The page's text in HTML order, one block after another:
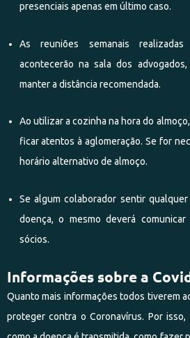
presenciais apenas em último caso.
As reuniões semanais
acontecerão na sala dos
manter a distância recomendada.
Ao utilizar a cozinha na hora do
ficar atentos à aglomeração. Se for
horário alternativo de almoço.
Se algum colaborador sentir
doença, o mesmo deverá
sócios.
Informações sobre a
Quanto mais informações todos tiverem
proteger contra o Coronavírus. Por